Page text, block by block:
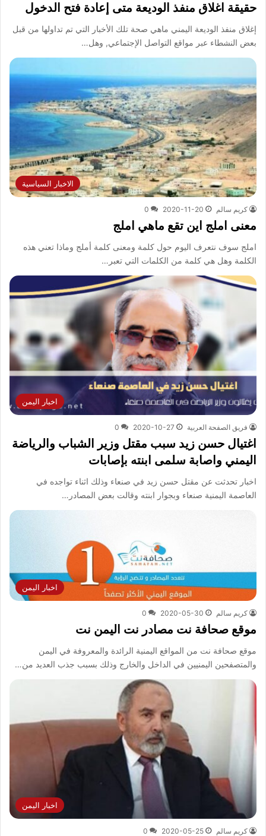
حقيقة اغلاق منفذ الوديعة متى إعادة فتح الدخول
إغلاق منفذ الوديعة اليمني ماهي صحة تلك الأخبار التي تم تداولها من قبل
بعض النشطاء عبر مواقع التواصل الإجتماعي, وهل…
الاخبار السياسية
كريم سالم 2020-11-20
0
معنى املج اين تقع ماهي املج
املج سوف نتعرف اليوم حول كلمة ومعنى كلمة أملج وماذا تعني هذه
الكلمة وهل هي كلمة من الكلمات التي تعبر…
اخبار اليمن
فريق الصفحة العربية 2020-10-27
0
اغتيال حسن زيد سبب مقتل وزير الشباب والرياضة
اليمني واصابة سلمى ابنته بإصابات
اخبار تحدثت عن مقتل حسن زيد في صنعاء وذلك اثناء تواجده في
العاصمة اليمنية صنعاء وبجوار ابنته وقالت بعض المصادر…
اخبار اليمن
كريم سالم 2020-05-30
0
موقع صحافة نت مصادر نت اليمن نت
موقع صحافة نت من المواقع اليمنية الرائدة والمعروفة في اليمن
والمتصفحين اليمنيين في الداخل والخارج وذلك بسبب جذب العديد من…
اخبار اليمن
كريم سالم 2020-05-25
0